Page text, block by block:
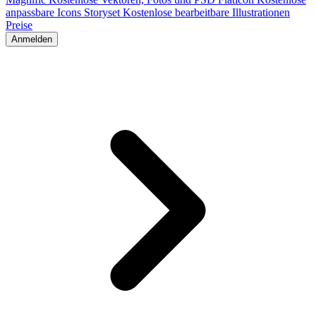
anpassbare Icons Storyset Kostenlose bearbeitbare Illustrationen
Preise
Anmelden